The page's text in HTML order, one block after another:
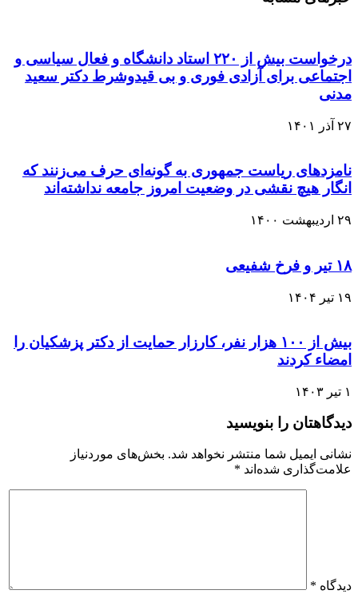
درخواست بیش از ۲۲۰ استاد دانشگاه و فعال سیاسی و
اجتماعی برای آزادی فوری و بی قیدوشرط دکتر سعید
مدنی
۲۷ آذر ۱۴۰۱
نامزدهای ریاست جمهوری به گونه‌ای حرف می‌زنند که
انگار هیچ نقشی در وضعیت امروز جامعه نداشته‌اند
۲۹ اردیبهشت ۱۴۰۰
۱۸ تیر و فرخ شفیعی
۱۹ تیر ۱۴۰۴
بیش از ۱۰۰ هزار نفر، کارزار حمایت از دکتر پزشکیان را
امضاء کردند
۱ تیر ۱۴۰۳
دیدگاهتان را بنویسید
نشانی ایمیل شما منتشر نخواهد شد. بخش‌های موردنیاز
علامت‌گذاری شده‌اند *
دیدگاه *